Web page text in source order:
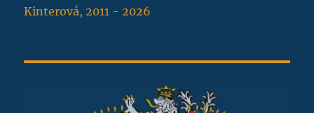
Kinterová, 2011 - 2026